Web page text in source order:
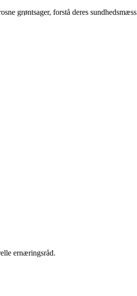
grøntsager, forstå deres
ernæringsråd.